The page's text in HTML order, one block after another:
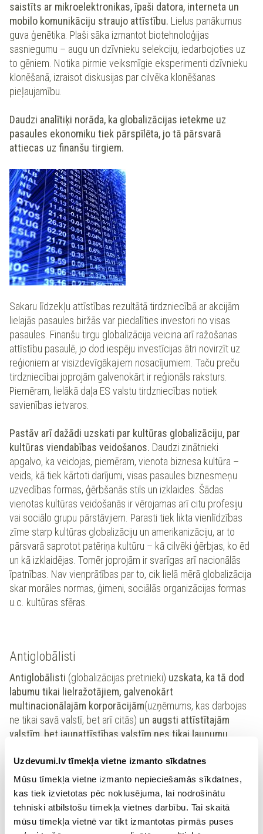
Uzdevumi.lv tīmekļa vietne izmanto sīkdatnes
Mūsu tīmekļa vietne izmanto nepieciešamās sīkdatnes,
kas tiek izvietotas pēc noklusējuma, lai nodrošinātu
tehniski atbilstošu tīmekļa vietnes darbību. Tai skaitā
mūsu tīmekļa vietnē var tikt izmantotas pirmās puses
saistīts ar mikroelektronikas, īpaši datora, interneta un
mobilo komunikāciju straujo attīstību. Lielus panākumus
guva ģenētika. Plaši sāka izmantot biotehnoloģijas
sasniegumu – augu un dzīvnieku selekciju, iedarbojoties uz
to gēniem. Notika pirmie veiksmīgie eksperimenti dzīvnieku
klonēšanā, izraisot diskusijas par cilvēka klonēšanas
pieļaujamību.
Daudzi analītiķi norāda, ka globalizācijas ietekme uz
pasaules ekonomiku tiek pārspīlēta, jo tā pārsvarā
attiecas uz finanšu tirgiem.
Sakaru līdzekļu attīstības rezultātā tirdzniecībā ar akcijām
lielajās pasaules biržās var piedalīties investori no visas
pasaules. Finanšu tirgu globalizācija veicina arī ražošanas
attīstību pasaulē, jo dod iespēju investīcijas ātri novirzīt uz
reģioniem ar visizdevīgākajiem nosacījumiem. Taču preču
tirdzniecībai joprojām galvenokārt ir reģionāls raksturs.
Piemēram, lielākā daļa ES valstu tirdzniecības notiek
savienības ietvaros.
Pastāv arī dažādi uzskati par kultūras globalizāciju, par
kultūras viendabības veidošanos. Daudzi zinātnieki
apgalvo, ka veidojas, piemēram, vienota biznesa kultūra –
veids, kā tiek kārtoti darījumi, visas pasaules biznesmeņu
uzvedības formas, ģērbšanās stils un izklaides. Šādas
vienotas kultūras veidošanās ir vērojamas arī citu profesiju
vai sociālo grupu pārstāvjiem. Parasti tiek likta vienlīdzības
zīme starp kultūras globalizāciju un amerikanizāciju, ar to
pārsvarā saprotot patēriņa kultūru – kā cilvēki ģērbjas, ko ēd
un kā izklaidējas. Tomēr joprojām ir svarīgas arī nacionālās
īpatnības. Nav vienprātības par to, cik lielā mērā globalizācija
skar morāles normas, ģimeni, sociālās organizācijas formas
u.c. kultūras sfēras.
Antiglobālisti
Antiglobālisti (globalizācijas pretinieki) uzskata, ka tā dod
labumu tikai lielražotājiem, galvenokārt
multinacionālajām korporācijām(uzņēmums, kas darbojas
ne tikai savā valstī, bet arī citās) un augsti attīstītajām
valstīm, bet jaunattīstības valstīm nes tikai ļaunumu.
Viņi globalizāciju vērtē kā Ziemeļu un Dienvidu konflikta
izpausmi. Multinacionālās korporācijas ekspluatējot „trešās
pasaules” valstis un tās esot vainojamas dabas resursu
pārlieku intensīvā izmantošanās un vides degradācijā, kā arī
patērētāju kultūras izplatīšanā. Globalizācija graujot arī valsts